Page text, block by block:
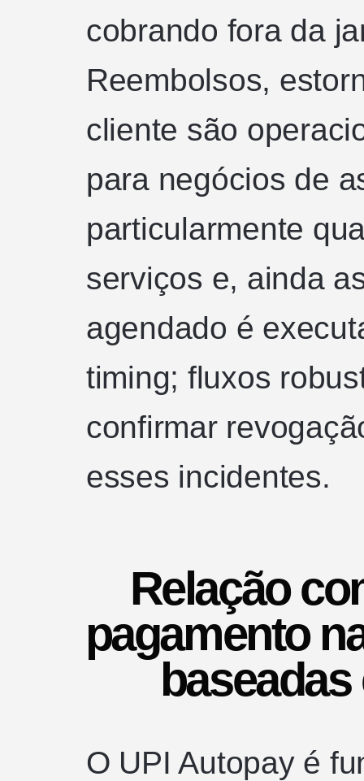
cobrando fora da
Reembolsos,
cliente são
para negócios de
particularmente
serviços e, ainda
agendado é
timing; fluxos
confirmar
esses incidentes.
Relação
pagamento
O UPI Autopay é